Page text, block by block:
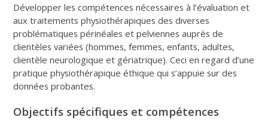
Développer les compétences nécessaires à l’évaluation et
aux traitements physiothérapiques des diverses
problématiques périnéales et pelviennes auprès de
clientèles variées (hommes, femmes, enfants, adultes,
clientèle neurologique et gériatrique). Ceci en regard d’une
pratique physiothérapique éthique qui s’appuie sur des
données probantes.
Objectifs spécifiques et compétences